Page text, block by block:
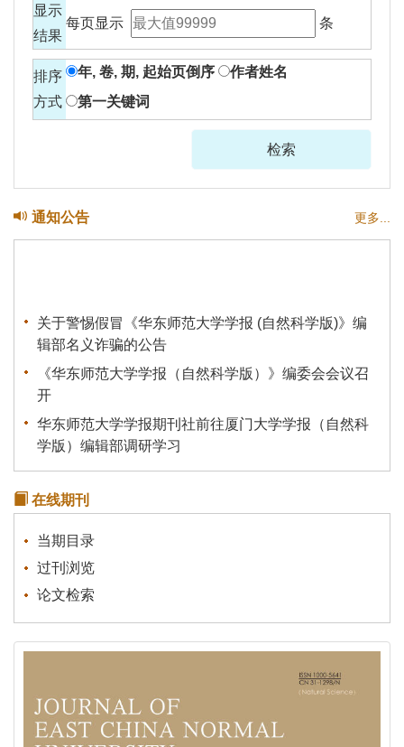
显示
结果
每页显示 条
排序
方式
年, 卷, 期, 起始页倒序
作者姓名
第一关键词
通知公告 更多...
关于警惕假冒《华东师范大学学报 (自然科学版)》编
辑部名义诈骗的公告
《华东师范大学学报（自然科学版）》编委会会议召
开
华东师范大学学报期刊社前往厦门大学学报（自然科
学版）编辑部调研学习
关于我刊启用新的服务器的说明
《统计理论及其应用》征稿通知
关于有不法分子冒充本刊行骗的声明
在线期刊
当期目录
过刊浏览
论文检索